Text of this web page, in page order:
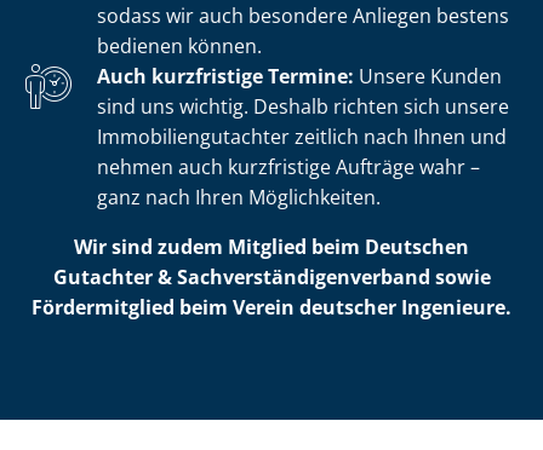
sodass wir auch besondere Anliegen bestens
bedienen können.
Auch kurzfristige Termine: Unsere Kunden
sind uns wichtig. Deshalb richten sich unsere
Im­mo­bi­li­en­gut­ach­ter zeitlich nach Ihnen und
nehmen auch kurzfristige Aufträge wahr –
ganz nach Ihren Möglichkeiten.
Wir sind zudem Mitglied beim Deutschen
Gutachter & Sach­ver­stän­di­gen­ver­band sowie
Fördermitglied beim Verein deutscher Ingenieure.